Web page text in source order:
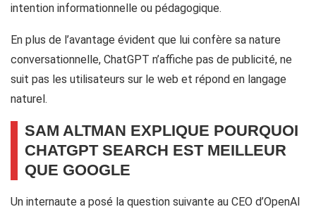
intention informationnelle ou pédagogique.
En plus de l’avantage évident que lui confère sa nature
conversationnelle, ChatGPT n’affiche pas de publicité, ne
suit pas les utilisateurs sur le web et répond en langage
naturel.
SAM ALTMAN EXPLIQUE POURQUOI
CHATGPT SEARCH EST MEILLEUR
QUE GOOGLE
Un internaute a posé la question suivante au CEO d’OpenAI